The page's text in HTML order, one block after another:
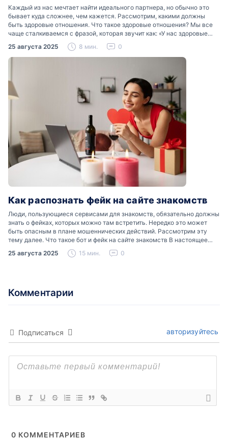
Каждый из нас мечтает найти идеального партнера, но обычно это
бывает куда сложнее, чем кажется. Рассмотрим, какими должны
быть здоровые отношения. Что такое здоровые отношения? Мы все
чаще сталкиваемся с фразой, которая звучит как: «У нас здоровые
отношения». Что именно подразумевается…
25 августа 2025 8 мин. 0
Как распознать фейк на сайте знакомств
Люди, пользующиеся сервисами для знакомств, обязательно должны
знать о фейках, которых можно там встретить. Нередко это может
быть опасным в плане мошеннических действий. Рассмотрим эту
тему далее. Что такое бот и фейк на сайте знакомств В настоящее
время можно встретить свою…
25 августа 2025 15 мин. 0
Комментарии
Подписаться авторизуйтесь
0 КОММЕНТАРИЕВ